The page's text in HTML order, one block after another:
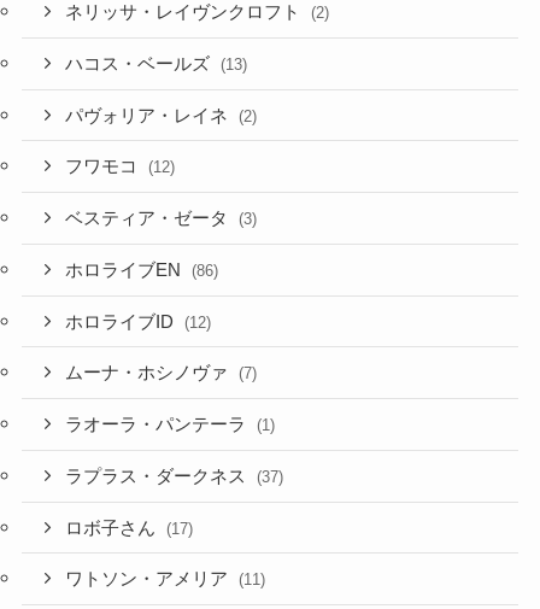
ネリッサ・レイヴンクロフト (2)
ハコス・ベールズ (13)
パヴォリア・レイネ (2)
フワモコ (12)
ベスティア・ゼータ (3)
ホロライブEN (86)
ホロライブID (12)
ムーナ・ホシノヴァ (7)
ラオーラ・パンテーラ (1)
ラプラス・ダークネス (37)
ロボ子さん (17)
ワトソン・アメリア (11)